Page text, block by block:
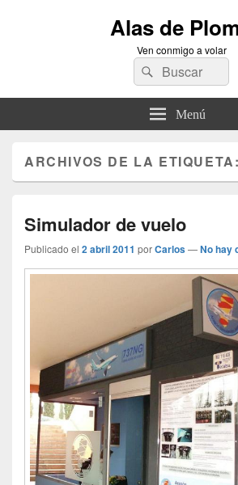
Alas de
Ven conmigo a volar
Buscar
por:
Buscar
Menú
ARCHIVOS DE LA ETIQUETA:
Simulador de vuelo
Publicado el 2 abril 2011 porCarlos—No hay